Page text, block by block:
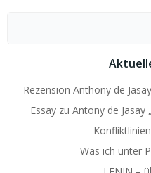
Rezension Anthony de
Essay zu Antony de
Was ich unter